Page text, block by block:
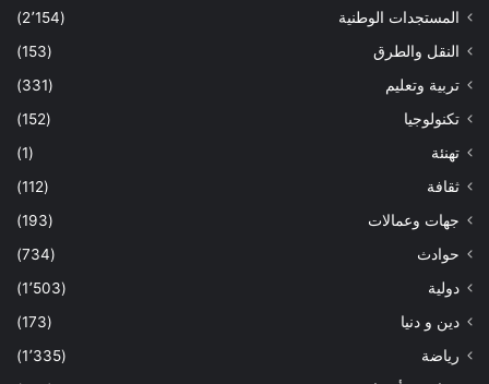
المستجدات الوطنية
(2٬154)
النقل والطرق
(153)
تربية وتعليم
(331)
تكنولوجيا
(152)
تهنئة
(1)
ثقافة
(112)
جهات وعمالات
(193)
حوادث
(734)
دولية
(1٬503)
دين و دنيا
(173)
رياضة
(1٬335)